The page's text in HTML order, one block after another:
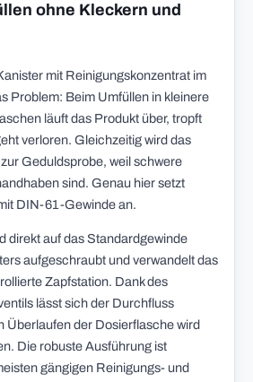
ohne Kleckern und
mit Reinigungskonzentrat im
Problem: Beim Umfüllen in kleinere
läuft das Produkt über, tropft
verloren. Gleichzeitig wird das
Geduldsprobe, weil schwere
sind. Genau hier setzt
DIN-61-Gewinde an.
direkt auf das Standardgewinde
aufgeschraubt und verwandelt das
Zapfstation. Dank des
lässt sich der Durchfluss
Überlaufen der Dosierflasche wird
Die robuste Ausführung ist
gängigen Reinigungs- und